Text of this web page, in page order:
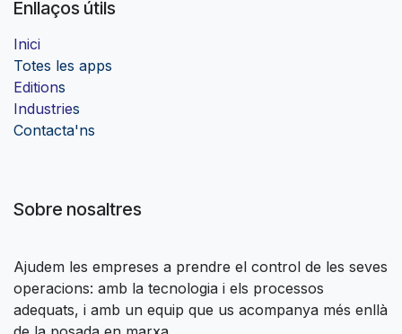
Enllaços útils
Inici
Totes les apps
Editions
Industries
Contacta'ns
Sobre nosaltres
Ajudem les empreses a prendre el control de les seves
operacions: amb la tecnologia i els processos
adequats, i amb un equip que us acompanya més enllà